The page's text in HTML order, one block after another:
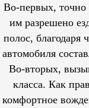
Во-первых, точно
им разрешено
полос, благодаря
автомобиля
Во-вторых,
класса. Как
комфортное